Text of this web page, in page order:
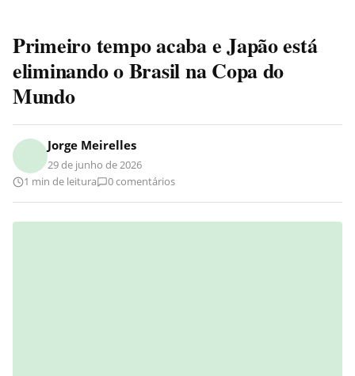
Primeiro tempo acaba e Japão está
eliminando o Brasil na Copa do
Mundo
Jorge Meirelles
29 de junho de 2026
1 min de leitura
0 comentários